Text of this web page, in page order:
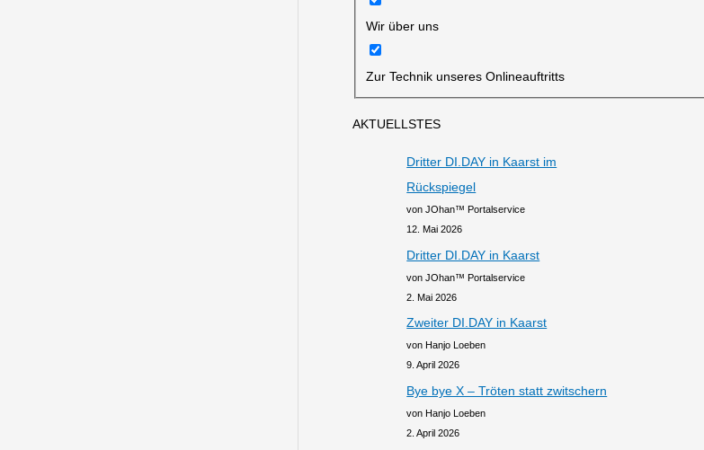
Wir über uns
Zur Technik unseres Onlineauftritts
AKTUELLSTES
Dritter DI.DAY in Kaarst im
Rückspiegel
von JOhan™ Portalservice
12. Mai 2026
Dritter DI.DAY in Kaarst
von JOhan™ Portalservice
2. Mai 2026
Zweiter DI.DAY in Kaarst
von Hanjo Loeben
9. April 2026
Bye bye X – Tröten statt zwitschern
von Hanjo Loeben
2. April 2026